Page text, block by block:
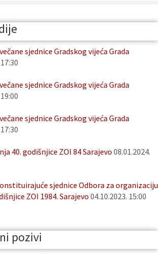
sjednice Gradskog vijeća Grada
sjednice Gradskog vijeća Grada
sjednice Gradskog vijeća Grada
40. godišnjice ZOI 84 Sarajevo 08.01.2024.
sjednice Odbora za organizaciju
ZOI 1984. Sarajevo 04.10.2023. 15:00
pozivi